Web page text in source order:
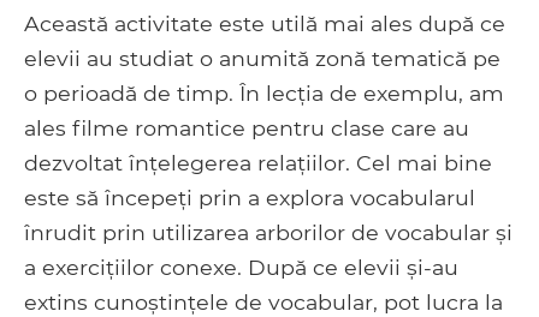
Această activitate este utilă mai ales după ce
elevii au studiat o anumită zonă tematică pe
o perioadă de timp. În lecția de exemplu, am
ales filme romantice pentru clase care au
dezvoltat înțelegerea relațiilor. Cel mai bine
este să începeți prin a explora vocabularul
înrudit prin utilizarea arborilor de vocabular și
a exercițiilor conexe. După ce elevii și-au
extins cunoștințele de vocabular, pot lucra la